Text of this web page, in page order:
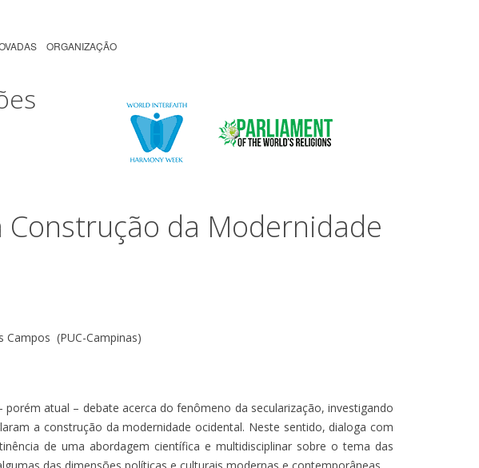
ORGANIZAÇÃO
Construção da Modernidade
Campos (PUC-Campinas)
atual – debate acerca do fenômeno da secularização, investigando
a construção da modernidade ocidental. Neste sentido, dialoga com
de uma abordagem científica e multidisciplinar sobre o tema das